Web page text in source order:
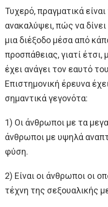
Τυχερό, πραγματικά
ανακαλύψει, πώς να
μια διέξοδο μέσα από
προσπάθειας, γιατί
έχει ανάγει τον εαυτό
Επιστημονική έρευνα
σημαντικά γεγονότα:
1) Οι άνθρωποι με τα
άνθρωποι με υψηλά
φύση.
2) Είναι οι άνθρωποι οι
τέχνη της σεξουαλικής